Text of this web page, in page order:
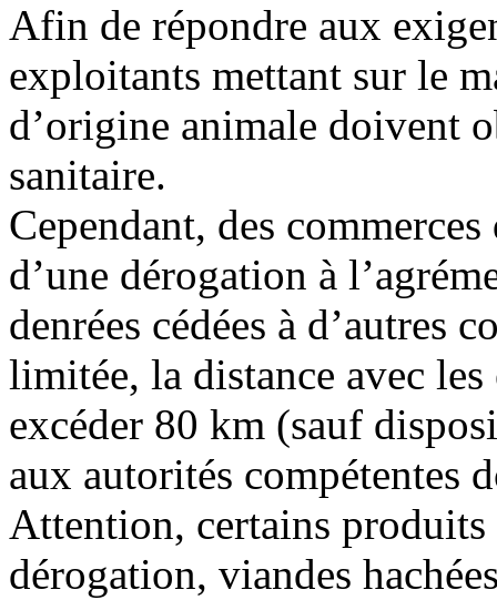
Afin de répondre aux
exploitants mettant sur le
d’origine animale doivent
sanitaire.
Cependant, des
d’une dérogation à
denrées cédées à d’autres
limitée, la distance avec
excéder 80 km (sauf
aux autorités compétentes
Attention, certains produits
dérogation, viandes